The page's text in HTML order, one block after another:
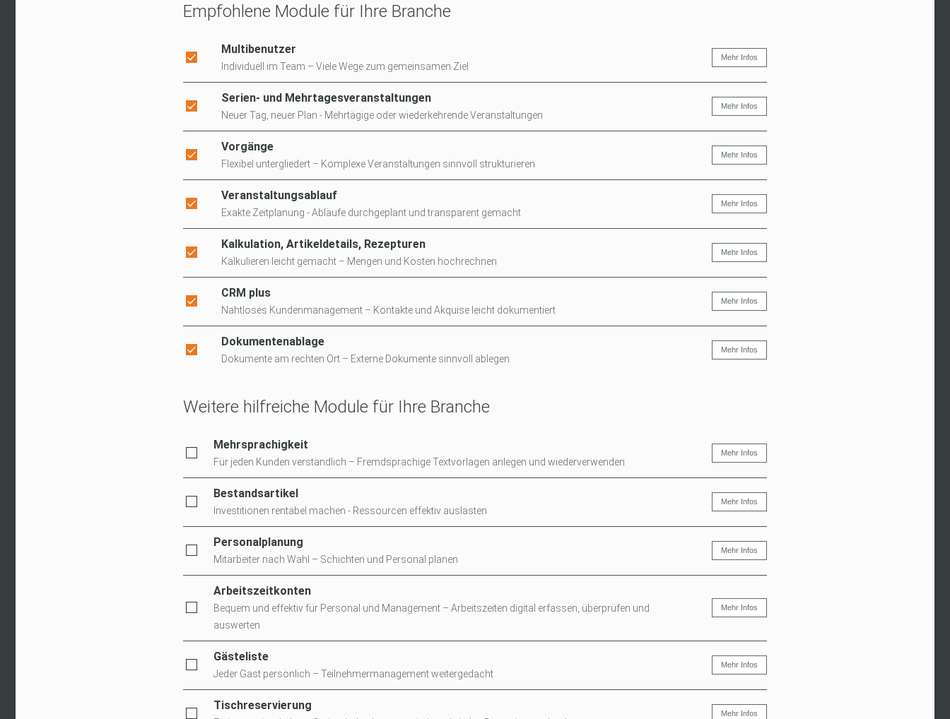
Empfohlene Module für Ihre Branche
Multibenutzer
Individuell im Team – Viele Wege zum gemeinsamen Ziel
Mehr Infos
Serien- und Mehrtagesveranstaltungen
Neuer Tag, neuer Plan - Mehrtägige oder wiederkehrende Veranstaltungen
Mehr Infos
Vorgänge
Flexibel untergliedert – Komplexe Veranstaltungen sinnvoll strukturieren
Mehr Infos
Veranstaltungsablauf
Exakte Zeitplanung - Abläufe durchgeplant und transparent gemacht
Mehr Infos
Kalkulation, Artikeldetails, Rezepturen
Kalkulieren leicht gemacht – Mengen und Kosten hochrechnen
Mehr Infos
CRM plus
Nahtloses Kundenmanagement – Kontakte und Akquise leicht dokumentiert
Mehr Infos
Dokumentenablage
Dokumente am rechten Ort – Externe Dokumente sinnvoll ablegen
Mehr Infos
Weitere hilfreiche Module für Ihre Branche
Mehrsprachigkeit
Für jeden Kunden verständlich – Fremdsprachige Textvorlagen anlegen und wiederverwenden
Mehr Infos
Bestandsartikel
Investitionen rentabel machen - Ressourcen effektiv auslasten
Mehr Infos
Personalplanung
Mitarbeiter nach Wahl – Schichten und Personal planen
Mehr Infos
Arbeitszeitkonten
Bequem und effektiv für Personal und Management – Arbeitszeiten digital erfassen, überprüfen und
auswerten
Mehr Infos
Gästeliste
Jeder Gast persönlich – Teilnehmermanagement weitergedacht
Mehr Infos
Tischreservierung
Mehr Infos